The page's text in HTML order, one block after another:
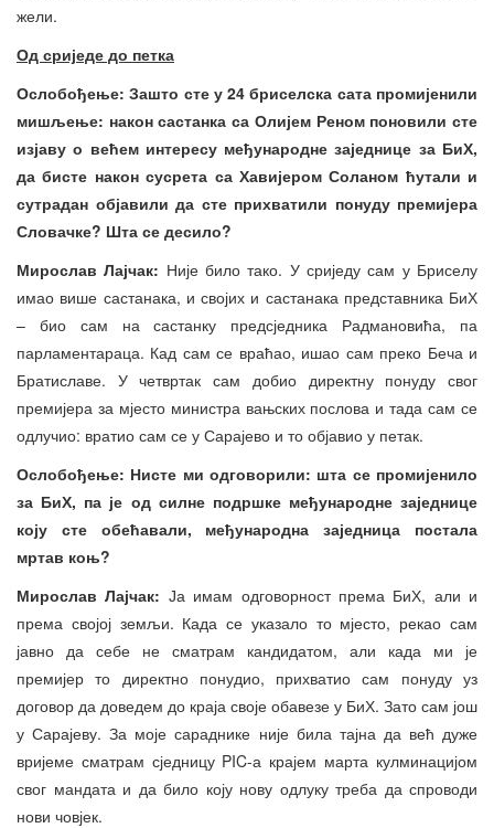
жели.
Од сриједе до петка
Ослобођење: Зашто сте у 24 бриселска сата промијенили
мишљење: након састанка са Олијем Реном поновили сте
изјаву о већем интересу међународне заједнице за БиХ,
да бисте након сусрета са Хавијером Соланом ћутали и
сутрадан објавили да сте прихватили понуду премијера
Словачке? Шта се десило?
Мирослав Лајчак: Није било тако. У сриједу сам у Бриселу
имао више састанака, и својих и састанака представника БиХ
– био сам на састанку предсједника Радмановића, па
парламентараца. Кад сам се враћао, ишао сам преко Беча и
Братиславе. У четвртак сам добио директну понуду свог
премијера за мјесто министра вањских послова и тада сам се
одлучио: вратио сам се у Сарајево и то објавио у петак.
Ослобођење: Нисте ми одговорили: шта се промијенило
за БиХ, па је од силне подршке међународне заједнице
коју сте обећавали, међународна заједница постала
мртав коњ?
Мирослав Лајчак: Ја имам одговорност према БиХ, али и
према својој земљи. Када се указало то мјесто, рекао сам
јавно да себе не сматрам кандидатом, али када ми је
премијер то директно понудио, прихватио сам понуду уз
договор да доведем до краја своје обавезе у БиХ. Зато сам још
у Сарајеву. За моје сараднике није била тајна да већ дуже
вријеме сматрам сједницу PIC-а крајем марта кулминацијом
свог мандата и да било коју нову одлуку треба да спроводи
нови човјек.